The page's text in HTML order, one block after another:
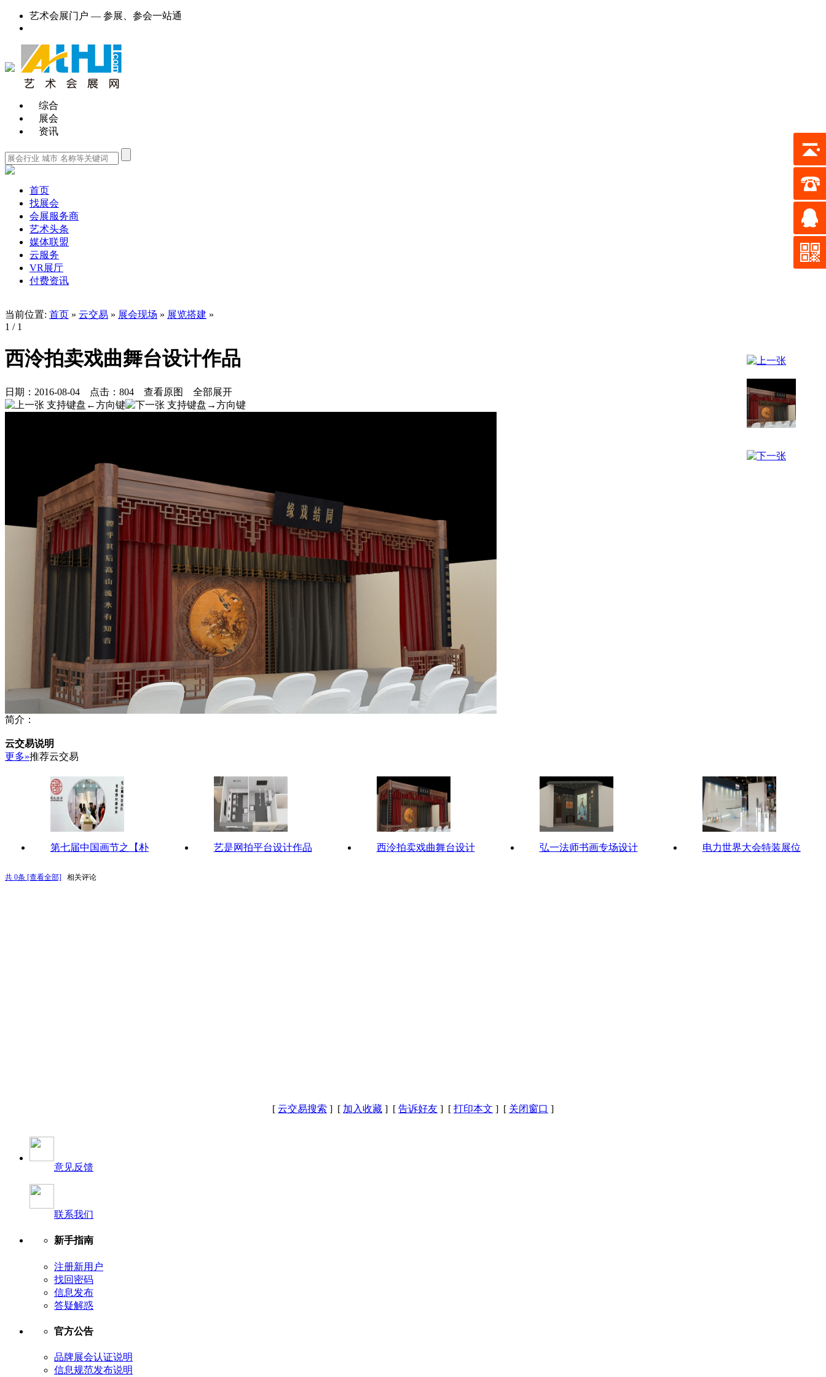
艺术会展门户 — 参展、参会一站通
综合
展会
资讯
首页
找展会
会展服务商
艺术头条
媒体联盟
云服务
VR展厅
付费资讯
当前位置: 首页 » 云交易 » 展会现场 » 展览搭建 »
1 / 1
西泠拍卖戏曲舞台设计作品
日期： 2016-08-04 点击： 804 查看原图 全部展开
简介：
云交易说明
更多»推荐云交易
第七届中国画节之【朴 艺是网拍平台设计作品 西泠拍卖戏曲舞台设计 弘一法师书画专场设计 电力世界大会特装展位
共 0条 [查看全部] 相关评论
[ 云交易搜索 ] [ 加入收藏 ] [ 告诉好友 ] [ 打印本文 ] [ 关闭窗口 ]
意见反馈
联系我们
新手指南
注册新用户
找回密码
信息发布
答疑解惑
官方公告
品牌展会认证说明
信息规范发布说明